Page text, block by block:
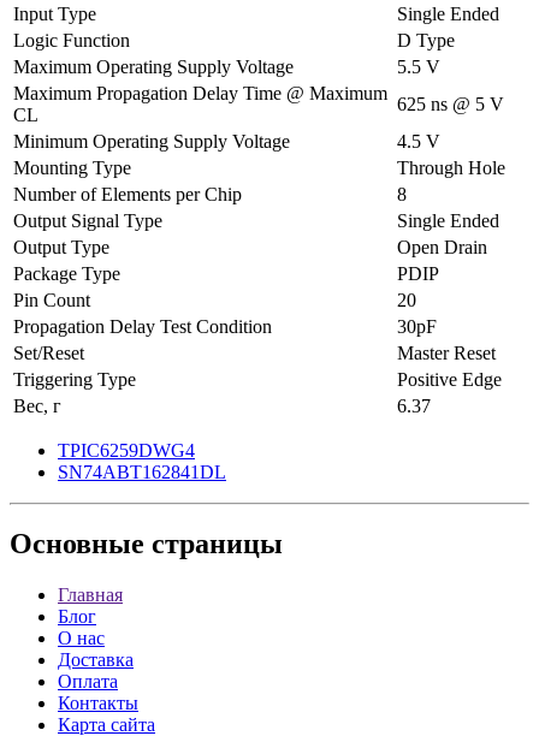
Input Type
Single Ended
Logic Function
D Type
Maximum Operating Supply Voltage
5.5 V
Maximum Propagation Delay Time @ Maximum
CL
625 ns @ 5 V
Minimum Operating Supply Voltage
4.5 V
Mounting Type
Through Hole
Number of Elements per Chip
8
Output Signal Type
Single Ended
Output Type
Open Drain
Package Type
PDIP
Pin Count
20
Propagation Delay Test Condition
30pF
Set/Reset
Master Reset
Triggering Type
Positive Edge
Вес, г
6.37
TPIC6259DWG4
SN74ABT162841DL
Основные страницы
Главная
Блог
О нас
Доставка
Оплата
Контакты
Карта сайта